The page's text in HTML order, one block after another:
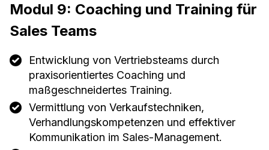
Modul 9: Coaching und Training für
Sales Teams
Entwicklung von Vertriebsteams durch
praxisorientiertes Coaching und
maßgeschneidertes Training.
Vermittlung von Verkaufstechniken,
Verhandlungskompetenzen und effektiver
Kommunikation im Sales-Management.